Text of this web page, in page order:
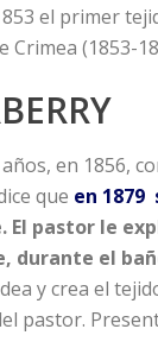
el primer
(1853-
en 1856,
que en 1879
El pastor le
durante el
y crea el
pastor.